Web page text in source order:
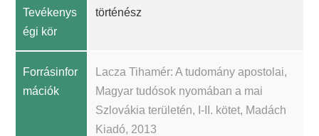
Tevékenys
égi kör
történész
Forrásinfor
mációk
Lacza Tihamér: A tudomány apostolai,
Magyar tudósok nyomában a mai
Szlovákia területén, I-II. kötet, Madách
Kiadó, 2013